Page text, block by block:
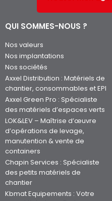
QUI SOMMES-NOUS ?
Nos valeurs
Nos implantations
Nos sociétés
Axxel Distribution : Matériels de
chantier, consommables et EPI
Axxel Green Pro : Spécialiste
des matériels d’espaces verts
LOK&LEV – Maîtrise d’œuvre
d’opérations de levage,
manutention & vente de
containers
Chapin Services : Spécialiste
des petits matériels de
chantier
Kbmat Equipements : Votre